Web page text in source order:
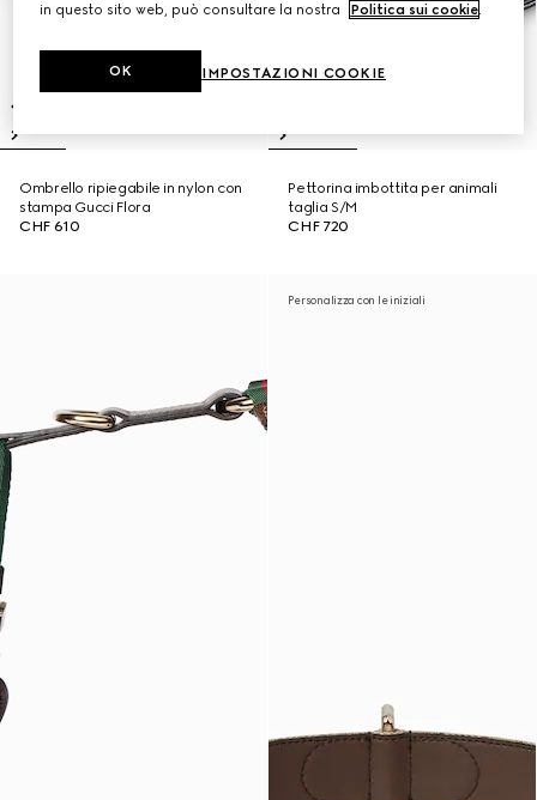
Ombrello ripiegabile in nylon con
stampa Gucci Flora
CHF 610
Pettorina imbottita per animali
taglia S/M
CHF 720
Personalizza con le iniziali
in questo sito web, può consultare la nostra
Politica sui cookie.
IMPOSTAZIONI COOKIE
OK